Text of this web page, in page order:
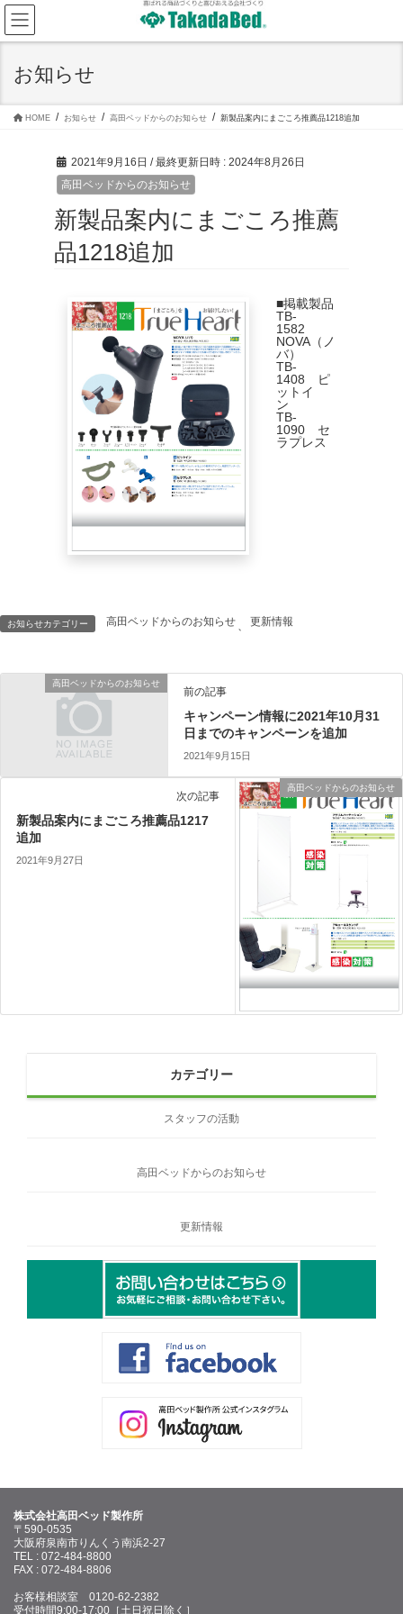
コ
テ
ン
ナ
ゲ
ー
お知らせ
HOME お知らせ 高田ベッドからのお知らせ 新製品案内にまごころ推薦品1218追加
2021年9月16日 / 最終更新日時 : 2024年8月26日
高田ベッドからのお知らせ
新製品案内にまごころ推薦
品1218追加
■掲載製品
TB-
1582
NOVA（ノ
バ）
TB-
1408 ピ
ットイ
ン
TB-
1090 セ
ラプレス
お知らせカテゴリー 高田ベッドからのお知らせ 更新情報
高田ベッドからのお知らせ
前の記事
キャンペーン情報に2021年10月31
日までのキャンペーンを追加
2021年9月15日
高田ベッドからのお知らせ
次の記事
新製品案内にまごころ推薦品1217
追加
2021年9月27日
カテゴリー
スタッフの活動
高田ベッドからのお知らせ
更新情報
株式会社高田ベッド製作所
〒590-0535
大阪府泉南市りんくう南浜2-27
TEL : 072-484-8800
FAX : 072-484-8806
お客様相談室 0120-62-2382
受付時間9:00-17:00［土日祝日除く］